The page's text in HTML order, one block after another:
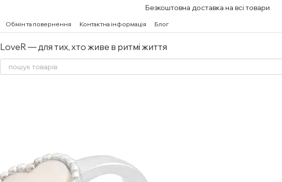
Безкоштовна доставка на всі товари
Обмін та повернення Контактна інформація Блог
LoveR — для тих, хто живе в ритмі життя